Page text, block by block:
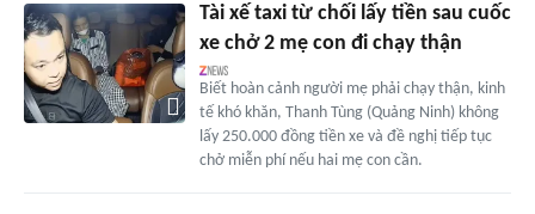
Tài xế taxi từ chối lấy tiền sau cuốc
xe chở 2 mẹ con đi chạy thận
Biết hoàn cảnh người mẹ phải chạy thận, kinh
tế khó khăn, Thanh Tùng (Quảng Ninh) không
lấy 250.000 đồng tiền xe và đề nghị tiếp tục
chở miễn phí nếu hai mẹ con cần.